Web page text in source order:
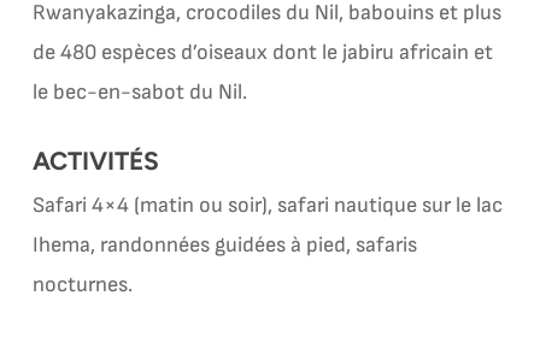
Rwanyakazinga, crocodiles du Nil, babouins et plus
de 480 espèces d’oiseaux dont le jabiru africain et
le bec-en-sabot du Nil.
ACTIVITÉS
Safari 4×4 (matin ou soir), safari nautique sur le lac
Ihema, randonnées guidées à pied, safaris
nocturnes.